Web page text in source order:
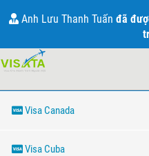
Visa Canada
Visa Cuba
Anh Lưu Thanh Tuấn đã